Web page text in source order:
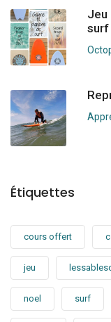
Jeu
surf
Étiquettes
cours offert
jeu
noel surf